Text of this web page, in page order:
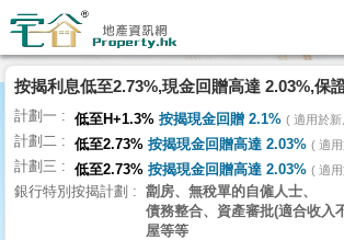
代
理
主
頁
搵
樓/
按揭利息低至2.73%,現金回贈高達 2.03%,保
計劃一 低至H+1.3% 按揭現金回贈 2.1% 適用於新
計劃二 低至2.73% 按揭現金回贈高達 2.03% 適
計劃三 低至2.73% 按揭現金回贈高達 2.03% 適
銀行特別按揭計劃
劏房、無稅單的自僱人士、
債務整合、資產審批(適合收入
屋等等